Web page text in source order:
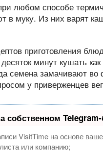
любом способе
в муку. Из них варят
приготовления
минут кушать
семена замачивают
у приверженцев
собственном
VisitTime на основе
или компанию;